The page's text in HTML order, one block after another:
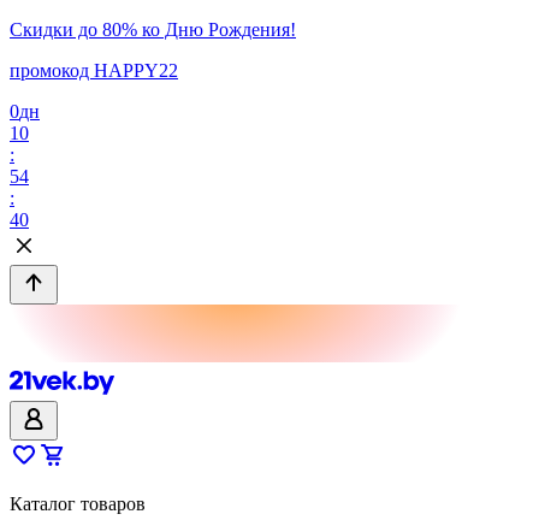
Скидки до 80% ко Дню Рождения!
промокод HAPPY22
0дн
10
:
54
:
40
Каталог товаров